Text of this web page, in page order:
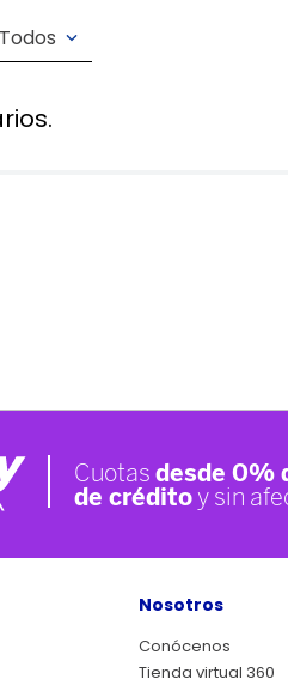
Todos
Nosotros
Conócenos
Tienda virtual 360